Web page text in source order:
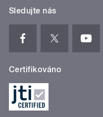
Sledujte nás
Certifikováno